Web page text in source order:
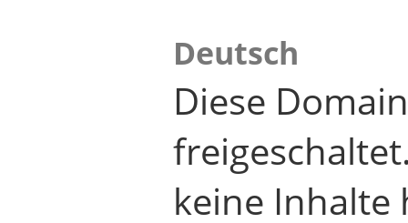
Deutsch
Diese
keine Inhalte